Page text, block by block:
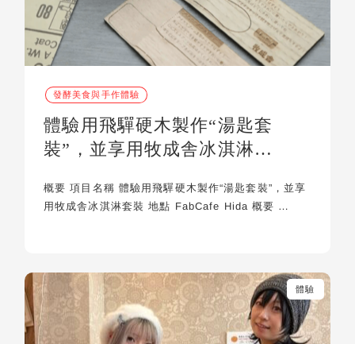
發酵美食與手作體驗
體驗用飛驒硬木製作“湯匙套
裝”，並享用牧成舎冰淇淋…
概要 項目名稱 體驗用飛驒硬木製作“湯匙套裝”，並享
用牧成舎冰淇淋套裝 地點 FabCafe Hida 概要 …
體驗